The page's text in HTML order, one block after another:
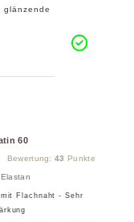
60
Bewertung:43 Punkte
Flachnaht - Sehr